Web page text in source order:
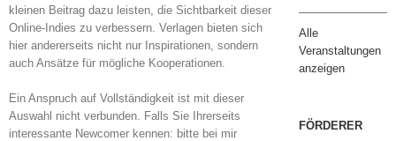
kleinen Beitrag dazu leisten, die Sichtbarkeit dieser
Online-Indies zu verbessern. Verlagen bieten sich
hier andererseits nicht nur Inspirationen, sondern
auch Ansätze für mögliche Kooperationen.
Ein Anspruch auf Vollständigkeit ist mit dieser
Auswahl nicht verbunden. Falls Sie Ihrerseits
interessante Newcomer kennen: bitte bei mir
Alle
Veranstaltungen
anzeigen
FÖRDERER